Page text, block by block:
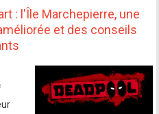
: l'Île Marchepierre, une
et des conseils